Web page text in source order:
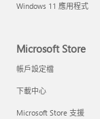
Windows 11 應用程式
Microsoft Store
帳戶設定檔
下載中心
Microsoft Store 支援